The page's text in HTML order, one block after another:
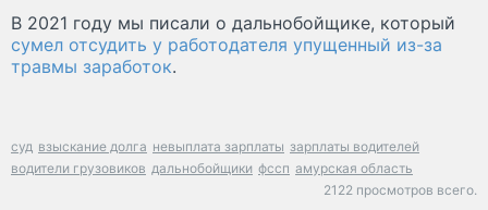
В 2021 году мы писали о дальнобойщике, который
сумел отсудить у работодателя упущенный из-за
травмы заработок.
суд взыскание долга невыплата зарплаты зарплаты водителей
водители грузовиков дальнобойщики фссп амурская область
2122 просмотров всего.